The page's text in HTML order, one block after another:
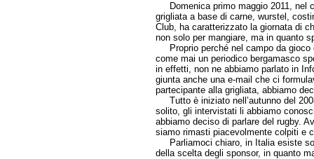
Domenica primo maggio 2011, nel
grigliata a base di carne, wurstel,
Club, ha caratterizzato la giornata di
non solo per mangiare, ma in quanto
Proprio perché nel campo da gioco
come mai un periodico bergamasco
in effetti, non ne abbiamo parlato in
giunta anche una e-mail che ci
partecipante alla grigliata, abbiamo
Tutto è iniziato nell’autunno del
solito, gli intervistati li abbiamo
abbiamo deciso di parlare del rugby.
siamo rimasti piacevolmente colpiti e
Parliamoci chiaro, in Italia esiste
della scelta degli sponsor, in quanto